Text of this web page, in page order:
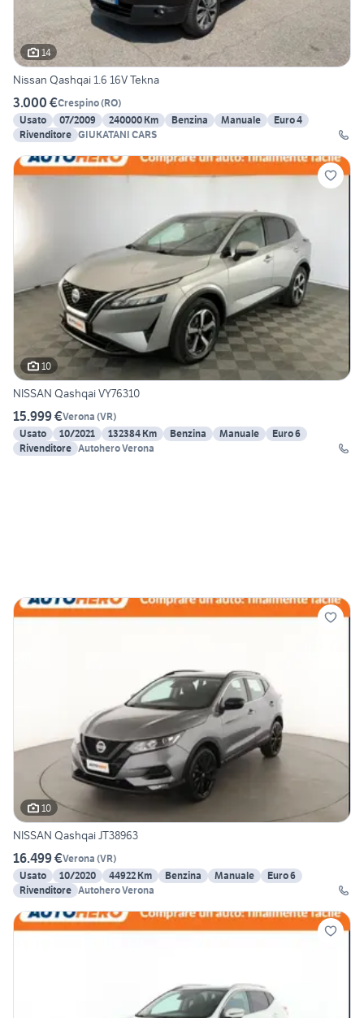
14
Nissan Qashqai 1.6 16V Tekna
3.000 €Crespino(RO)
Usato
07/2009 240000 Km Benzina Manuale
Euro 4
Rivenditore GIUKATANI CARS
10
NISSAN Qashqai VY76310
15.999 €Verona (VR)
Usato
10/2021 132384 Km Benzina Manuale
Euro 6
Rivenditore Autohero Verona
10
NISSAN Qashqai JT38963
16.499 €Verona (VR)
Usato
10/2020 44922 Km Benzina Manuale
Euro 6
Rivenditore Autohero Verona